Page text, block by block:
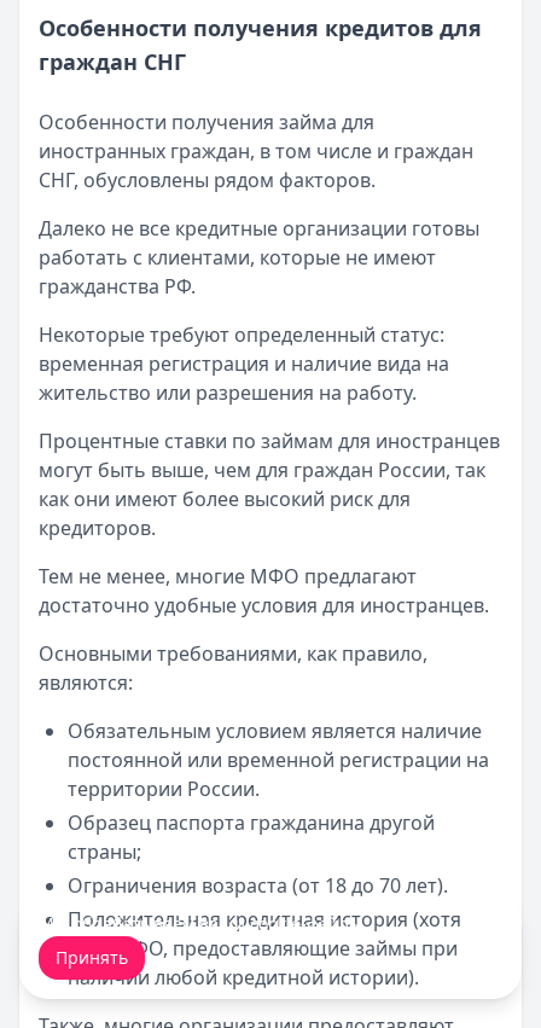
Категория:
Читать новость
Смс о «одобренном займе» от Bigmani Ru: как
Опубликовано:23 ноября 2025 г.
Категория:МФО
Читать новость
Все новости
Особенности получения кредитов для
граждан СНГ
Особенности получения займа для
иностранных граждан, в том числе и граждан
СНГ, обусловлены рядом факторов.
Далеко не все кредитные организации готовы
работать с клиентами, которые не имеют
гражданства РФ.
Некоторые требуют определенный статус:
временная регистрация и наличие вида на
жительство или разрешения на работу.
Процентные ставки по займам для иностранцев
могут быть выше, чем для граждан России, так
как они имеют более высокий риск для
кредиторов.
Тем не менее, многие МФО предлагают
достаточно удобные условия для иностранцев.
Основными требованиями, как правило,
являются:
Обязательным условием является наличие
постоянной или временной регистрации на
территории России.
Образец паспорта гражданина другой
страны;
Ограничения возраста (от 18 до 70 лет).
Положительная кредитная история (хотя
есть МФО, предоставляющие займы при
наличии любой кредитной истории).
Мы обрабатываем ваши cookie-файлы.
Принять